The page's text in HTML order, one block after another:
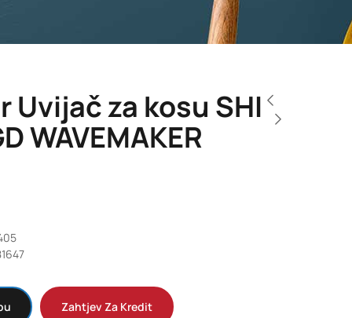
Uvijač za kosu SHI
WAVEMAKER
Zahtjev Za Kredit